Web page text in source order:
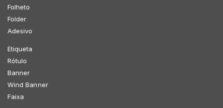
Folheto
Folder
Adesivo
Etiqueta
Rótulo
Banner
Wind Banner
Faixa